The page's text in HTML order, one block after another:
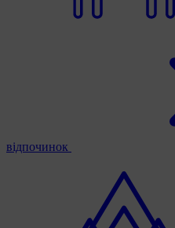
відпочинок